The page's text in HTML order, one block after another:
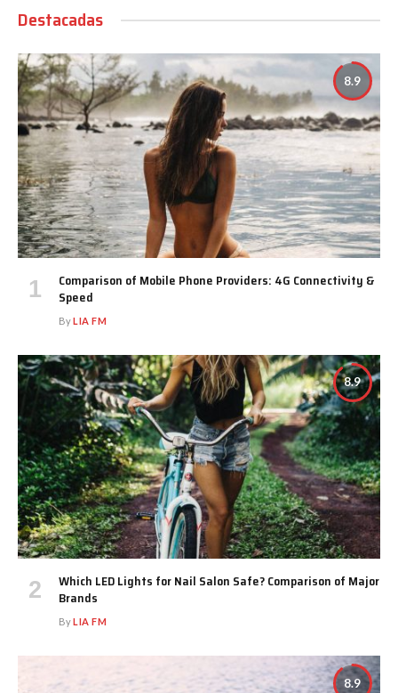
Destacadas
8.9
Comparison of Mobile Phone Providers: 4G Connectivity &
Speed
ByLIA FM
8.9
Which LED Lights for Nail Salon Safe? Comparison of Major
Brands
ByLIA FM
8.9